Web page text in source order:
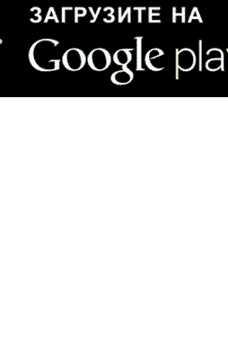
сайта.
Описание
и не является
необходима